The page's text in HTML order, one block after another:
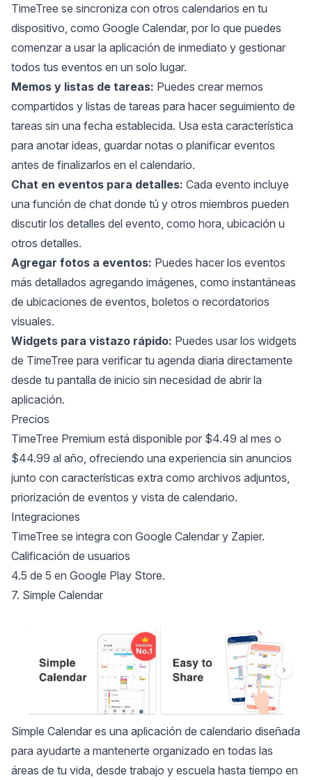
TimeTree se sincroniza con otros calendarios en tu
dispositivo, como Google Calendar, por lo que puedes
comenzar a usar la aplicación de inmediato y gestionar
todos tus eventos en un solo lugar.
Memos y listas de tareas: Puedes crear memos
compartidos y listas de tareas para hacer seguimiento de
tareas sin una fecha establecida. Usa esta característica
para anotar ideas, guardar notas o planificar eventos
antes de finalizarlos en el calendario.
Chat en eventos para detalles: Cada evento incluye
una función de chat donde tú y otros miembros pueden
discutir los detalles del evento, como hora, ubicación u
otros detalles.
Agregar fotos a eventos: Puedes hacer los eventos
más detallados agregando imágenes, como instantáneas
de ubicaciones de eventos, boletos o recordatorios
visuales.
Widgets para vistazo rápido: Puedes usar los widgets
de TimeTree para verificar tu agenda diaria directamente
desde tu pantalla de inicio sin necesidad de abrir la
aplicación.
Precios
TimeTree Premium está disponible por $4.49 al mes o
$44.99 al año, ofreciendo una experiencia sin anuncios
junto con características extra como archivos adjuntos,
priorización de eventos y vista de calendario.
Integraciones
TimeTree se integra con Google Calendar y Zapier.
Calificación de usuarios
4.5 de 5 en Google Play Store.
7. Simple Calendar
Simple Calendar es una aplicación de calendario diseñada
para ayudarte a mantenerte organizado en todas las
áreas de tu vida, desde trabajo y escuela hasta tiempo en